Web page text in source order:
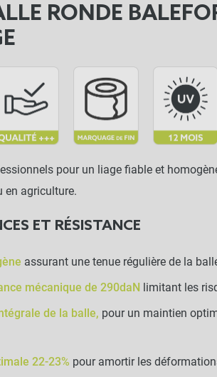
RONDE
pour un liage fiable et
en agriculture.
ET RÉSISTANCE
assurant une tenue régulière de la
mécanique de 290daN limitant les
de la balle, pour un maintien
22-23% pour amortir les